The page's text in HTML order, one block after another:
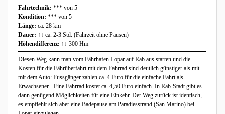
Fahrtechnik: *** von 5
Kondition: *** von 5
Länge: ca. 28 km
Dauer: ↑↓ ca. 2-3 Std. (Fahrzeit ohne Pausen)
Höhendifferenz: ↑↓ 300 Hm
Diesen Weg kann man vom Fährhafen Lopar auf Rab aus starten und die
Kosten für die Fährüberfahrt mit dem Fahrrad sind deutlich günstiger als mit
mit dem Auto: Fussgänger zahlen ca. 4 Euro für die einfache Fahrt als
Erwachsener - Eine Fahrrad kostet ca. 4,50 Euro einfach. In Rab-Stadt gibt es
dann genügend Möglichkeiten für eine Einkehr. Der Weg zurück ist identisch,
es empfiehlt sich aber eine Badepause am Paradiesstrand (San Marino) bei